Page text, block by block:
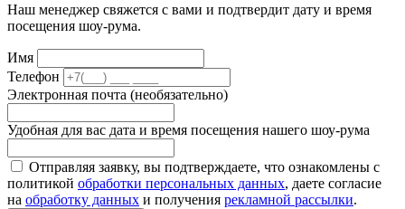
Наш менеджер свяжется с вами и подтвердит дату и время
посещения шоу-рума.
Имя
Телефон
Электронная почта (необязательно)
Удобная для вас дата и время посещения нашего шоу-рума
Отправляя заявку, вы подтверждаете, что ознакомлены с
политикой обработки персональных данных, даете согласие
на обработку данных и получения рекламной рассылки.